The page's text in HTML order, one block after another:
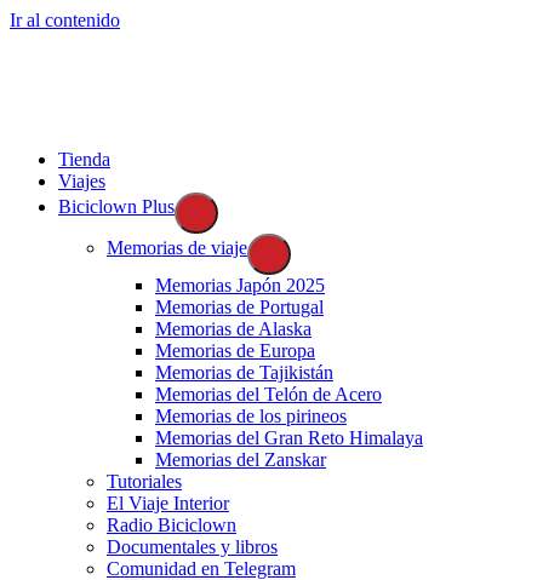
Ir al contenido
Tienda
Viajes
Biciclown Plus
Memorias de viaje
Memorias Japón 2025
Memorias de Portugal
Memorias de Alaska
Memorias de Europa
Memorias de Tajikistán
Memorias del Telón de Acero
Memorias de los pirineos
Memorias del Gran Reto Himalaya
Memorias del Zanskar
Tutoriales
El Viaje Interior
Radio Biciclown
Documentales y libros
Comunidad en Telegram